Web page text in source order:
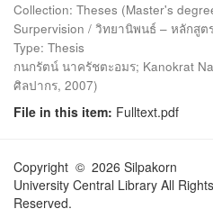
Collection: Theses (Master's
Surpervision / วิทยานิพนธ์ – หลักสูต
Type: Thesis
กนกรัตน์ นาครัชตะอมร; Kanokrat
ศิลปากร, 2007)
File in this item: Fulltext.pdf
Copyright © 2026 Silpakorn
University Central Library All Rights
Reserved.